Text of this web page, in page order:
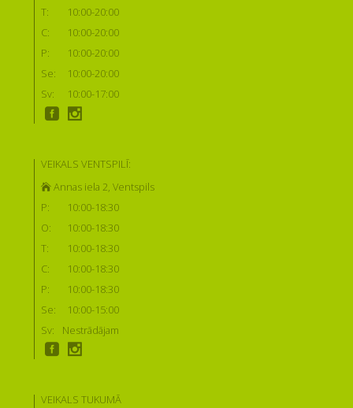
T:
10:00-20:00
C:
10:00-20:00
P:
10:00-20:00
Se:
10:00-20:00
Sv:
10:00-17:00
VEIKALS VENTSPILĪ:
Annas iela 2, Ventspils
P:
10:00-18:30
O:
10:00-18:30
T:
10:00-18:30
C:
10:00-18:30
P:
10:00-18:30
Se:
10:00-15:00
Sv:
Nestrādājam
VEIKALS TUKUMĀ